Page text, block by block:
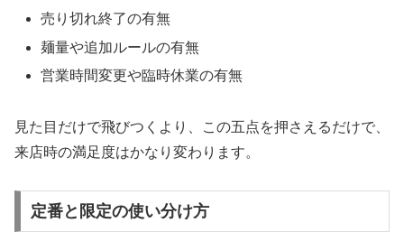
売り切れ終了の有無
麺量や追加ルールの有無
営業時間変更や臨時休業の有無
見た目だけで飛びつくより、この五点を押さえるだけで、
来店時の満足度はかなり変わります。
定番と限定の使い分け方